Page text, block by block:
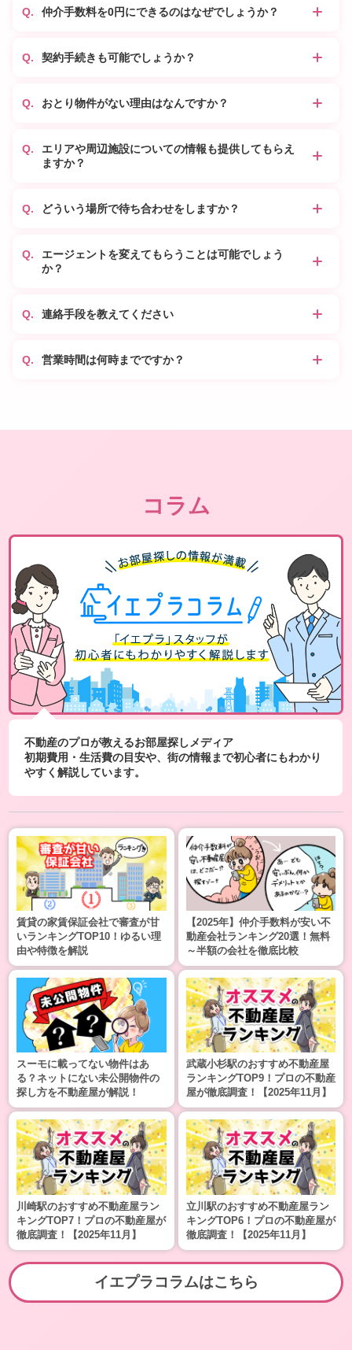
仲介手数料を0円にできるのはなぜでしょうか？
契約手続きも可能でしょうか？
おとり物件がない理由はなんですか？
エリアや周辺施設についての情報も提供してもらえ
ますか？
どういう場所で待ち合わせをしますか？
エージェントを変えてもらうことは可能でしょう
か？
連絡手段を教えてください
営業時間は何時までですか？
コラム
不動産のプロが教えるお部屋探しメディア
初期費用・生活費の目安や、街の情報まで初心者にもわかり
やすく解説しています。
賃貸の家賃保証会社で審査が甘
いランキングTOP10！ゆるい理
由や特徴を解説
【2025年】仲介手数料が安い不
動産会社ランキング20選！無料
～半額の会社を徹底比較
スーモに載ってない物件はあ
る？ネットにない未公開物件の
探し方を不動産屋が解説！
武蔵小杉駅のおすすめ不動産屋
ランキングTOP9！プロの不動産
屋が徹底調査！【2025年11月】
川崎駅のおすすめ不動産屋ラン
キングTOP7！プロの不動産屋が
徹底調査！【2025年11月】
立川駅のおすすめ不動産屋ラン
キングTOP6！プロの不動産屋が
徹底調査！【2025年11月】
イエプラコラムはこちら